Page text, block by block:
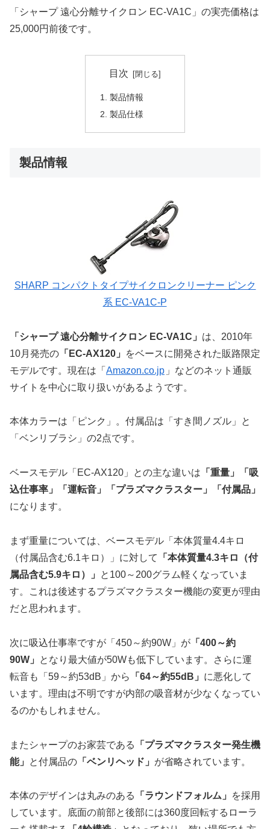
「シャープ 遠心分離サイクロン EC-VA1C」の実売価格は
25,000円前後です。
目次
製品情報
製品仕様
製品情報
SHARP コンパクトタイプサイクロンクリーナー ピンク
系 EC-VA1C-P
「シャープ 遠心分離サイクロン EC-VA1C」 は、2010年
10月発売の 「EC-AX120」
をベースに開発された販路限定
モデルです。現在は「 Amazon.co.jp 」などのネット通販
サイトを中心に取り扱いがあるようです。
本体カラーは「ピンク」。付属品は「すき間ノズル」と
「ベンリブラシ」の2点です。
ベースモデル「EC-AX120」との主な違いは 「重量」「吸
込仕事率」「運転音」「プラズマクラスター」「付属品」
になります。
まず重量については、ベースモデル「本体質量4.4キロ
（付属品含む6.1キロ）」に対して
「本体質量4.3キロ（付
属品含む5.9キロ）」
と100～200グラム軽くなっていま
す。これは後述するプラズマクラスター機能の変更が理由
だと思われます。
次に吸込仕事率ですが「450～約90W」が 「400～約
90W」
となり最大値が50Wも低下しています。さらに運
転音も「59～約53dB」から
「64～約55dB」 に悪化して
います。理由は不明ですが内部の吸音材が少なくなってい
るのかもしれません。
またシャープのお家芸である
「プラズマクラスター発生機
能」
と付属品の 「ベンリヘッド」 が省略されています。
本体のデザインは丸みのある 「ラウンドフォルム」
を採用
しています。底面の前部と後部には360度回転するローラ